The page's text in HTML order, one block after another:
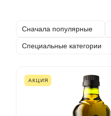
Сначала популярные
Специальные категории
АКЦИЯ